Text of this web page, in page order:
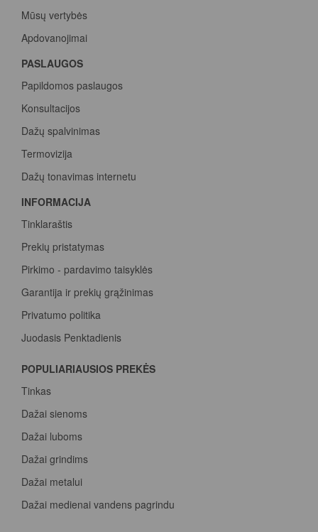
Mūsų vertybės
Apdovanojimai
PASLAUGOS
Papildomos paslaugos
Konsultacijos
Dažų spalvinimas
Termovizija
Dažų tonavimas internetu
INFORMACIJA
Tinklaraštis
Prekių pristatymas
Pirkimo - pardavimo taisyklės
Garantija ir prekių grąžinimas
Privatumo politika
Juodasis Penktadienis
POPULIARIAUSIOS PREKĖS
Tinkas
Dažai sienoms
Dažai luboms
Dažai grindims
Dažai metalui
Dažai medienai vandens pagrindu